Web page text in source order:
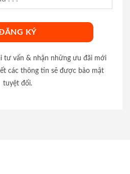
tư vấn & nhận những ưu đãi mới
các thông tin sẽ được bảo mật
tuyệt đối.